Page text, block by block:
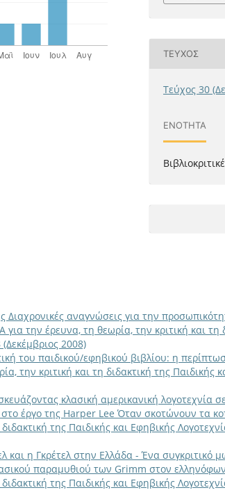
ΤΕΎΧΟΣ
Τεύχος 30
ΕΝΌΤΗΤΑ
αναγνώσεις για την
για την έρευνα, τη θεωρία, την κριτική και τη
2008)
του παιδικού/εφηβικού βιβλίου: η
την κριτική και τη διδακτική της Παιδικής
κλασική αμερικανική λογοτεχνία
στο έργο της Harper Lee Όταν σκοτώνουν τα
της Παιδικής και Εφηβικής
και η Γκρέτελ στην Ελλάδα - Ένα συγκριτικό
παραμυθιού των Grimm στον
της Παιδικής και Εφηβικής